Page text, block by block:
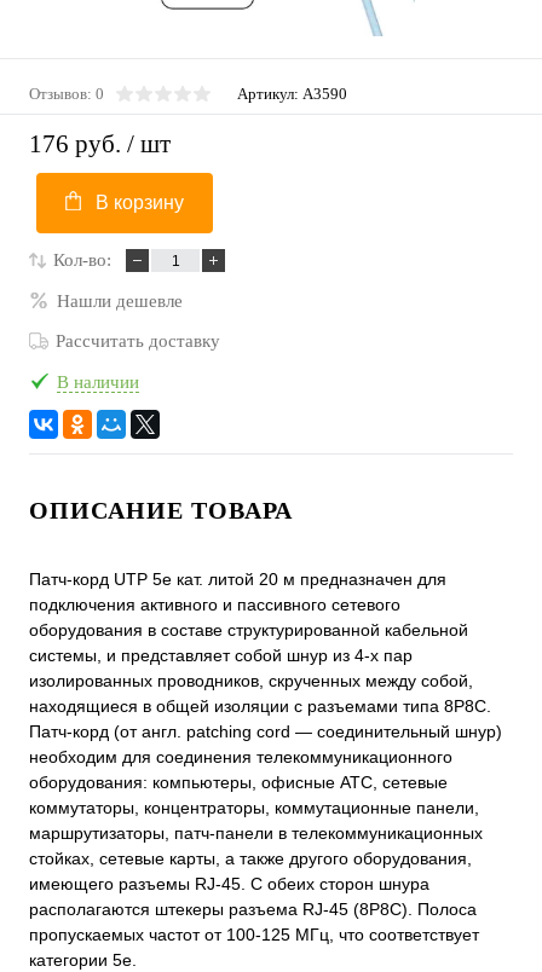
Отзывов: 0 Артикул: A3590
176 руб. / шт
В корзину
Кол-во:
Нашли дешевле
Рассчитать доставку
В наличии
ОПИСАНИЕ ТОВАРА
Патч-корд UTP 5e кат. литой 20 м предназначен для
подключения активного и пассивного сетевого
оборудования в составе структурированной кабельной
системы, и представляет собой шнур из 4-х пар
изолированных проводников, скрученных между собой,
находящиеся в общей изоляции с разъемами типа 8P8C.
Патч-корд (от англ. patching cord — соединительный шнур)
необходим для соединения телекоммуникационного
оборудования: компьютеры, офисные АТС, сетевые
коммутаторы, концентраторы, коммутационные панели,
маршрутизаторы, патч-панели в телекоммуникационных
стойках, сетевые карты, а также другого оборудования,
имеющего разъемы RJ-45. С обеих сторон шнура
располагаются штекеры разъема RJ-45 (8P8C). Полоса
пропускаемых частот от 100-125 МГц, что соответствует
категории 5е.